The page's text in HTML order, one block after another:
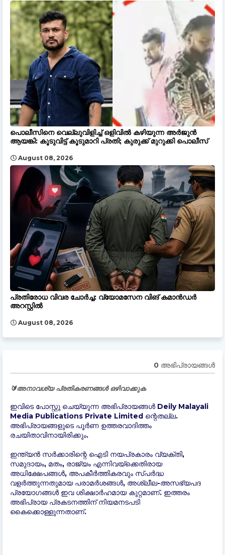
പൊലീസിനെ വെല്ലുവിളിച്ച് ഒളിവിൽ കഴിയുന്ന അർജുൻ
ആയങ്കി: കൂടുവിട്ട് കൂടുമാറി പ്രതി; കുരുക്ക് മുറുക്കി പൊലീസ്
August 08, 2026
പ്രതിരോധ വിവര ചോർച്ച: വ്യോമസേന വിങ് കമാൻഡർ
അറസ്റ്റിൽ
August 08, 2026
0 അഭിപ്രായങ്ങള്‍
🔰അനാവശ്യ പ്രതികരണങ്ങൾ ഒഴിവാക്കുക
ഇവിടെ പോസ്റ്റു ചെയ്യുന്ന അഭിപ്രായങ്ങൾ Deily Malayali
Media Publications Private Limited ന്റെതല്ല.
അഭിപ്രായങ്ങളുടെ പൂർണ ഉത്തരവാദിത്തം
രചയിതാവിനായിരിക്കും.
ഇന്ത്യന്‍ സർക്കാരിന്റെ ഐടി നയപ്രകാരം വ്യക്തി,
സമുദായം, മതം, രാജ്യം എന്നിവയ്ക്കെതിരായ
അധിക്ഷേപങ്ങൾ, അപകീർത്തികരവും സ്പർദ്ധ
വളർത്തുന്നതുമായ പരാമർശങ്ങൾ, അശ്ലീല-അസഭ്യപദ
പ്രയോഗങ്ങൾ ഇവ ശിക്ഷാർഹമായ കുറ്റമാണ്. ഇത്തരം
അഭിപ്രായ പ്രകടനത്തിന് നിയമനടപടി
കൈക്കൊള്ളുന്നതാണ്.